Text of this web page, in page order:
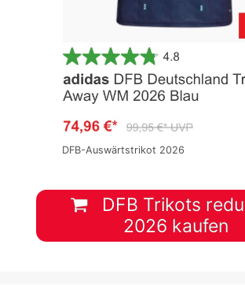
DFB-Auswärtstrikot 2026
DFB Trikots
2026 kaufen